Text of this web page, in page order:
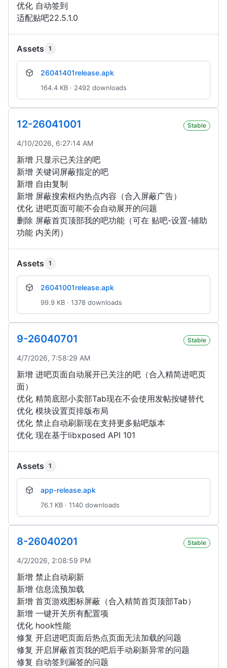
优化 自动签到
适配贴吧22.5.1.0
Assets 1
26041401release.apk
164.4 KB · 2492 downloads
12-26041001 Stable
4/10/2026, 6:27:14 AM
新增 只显示已关注的吧
新增 关键词屏蔽指定的吧
新增 自由复制
新增 屏蔽搜索框内热点内容（合入屏蔽广告）
优化 进吧页面可能不会自动展开的问题
删除 屏蔽首页顶部我的吧功能（可在 贴吧-设置-辅助
功能 内关闭）
Assets 1
26041001release.apk
99.9 KB · 1378 downloads
9-26040701 Stable
4/7/2026, 7:58:29 AM
新增 进吧页面自动展开已关注的吧（合入精简进吧页
面）
优化 精简底部小卖部Tab现在不会使用发帖按键替代
优化 模块设置页排版布局
优化 禁止自动刷新现在支持更多贴吧版本
优化 现在基于libxposed API 101
Assets 1
app-release.apk
76.1 KB · 1140 downloads
8-26040201 Stable
4/2/2026, 2:08:59 PM
新增 禁止自动刷新
新增 信息流预加载
新增 首页游戏图标屏蔽（合入精简首页顶部Tab）
新增 一键开关所有配置项
优化 hook性能
修复 开启进吧页面后热点页面无法加载的问题
修复 开启屏蔽首页我的吧后手动刷新异常的问题
修复 自动签到漏签的问题